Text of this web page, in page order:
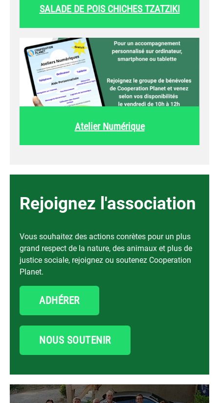
SALADE DE POIS CHICHES TZATZIKI
Atelier Numérique
Rejoignez l'association
Vous souhaitez des actions conrètes pour un plus
grand respect de la nature, des animaux et plus de
justice sociale, rejoignez ou soutenez Cooperation
Planet.
ADHÉRER
NOUS SOUTENIR